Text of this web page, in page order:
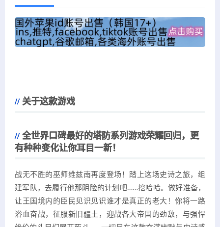
关于这款游戏
全世界口碑最好的塔防系列游戏荣耀回归，更
有种种变化让你耳目一新！
战无不胜的巫师维兹南再度登场！踏上这场史诗之旅，组
建军队，去履行他那阴险的计划吧……挖哈哈。做好准备，
让王国境内的臣民见识见识谁才是真正的老大！你将一路
浴血奋战，征服新旧疆土，迎战各大帝国的劲敌，与强悍